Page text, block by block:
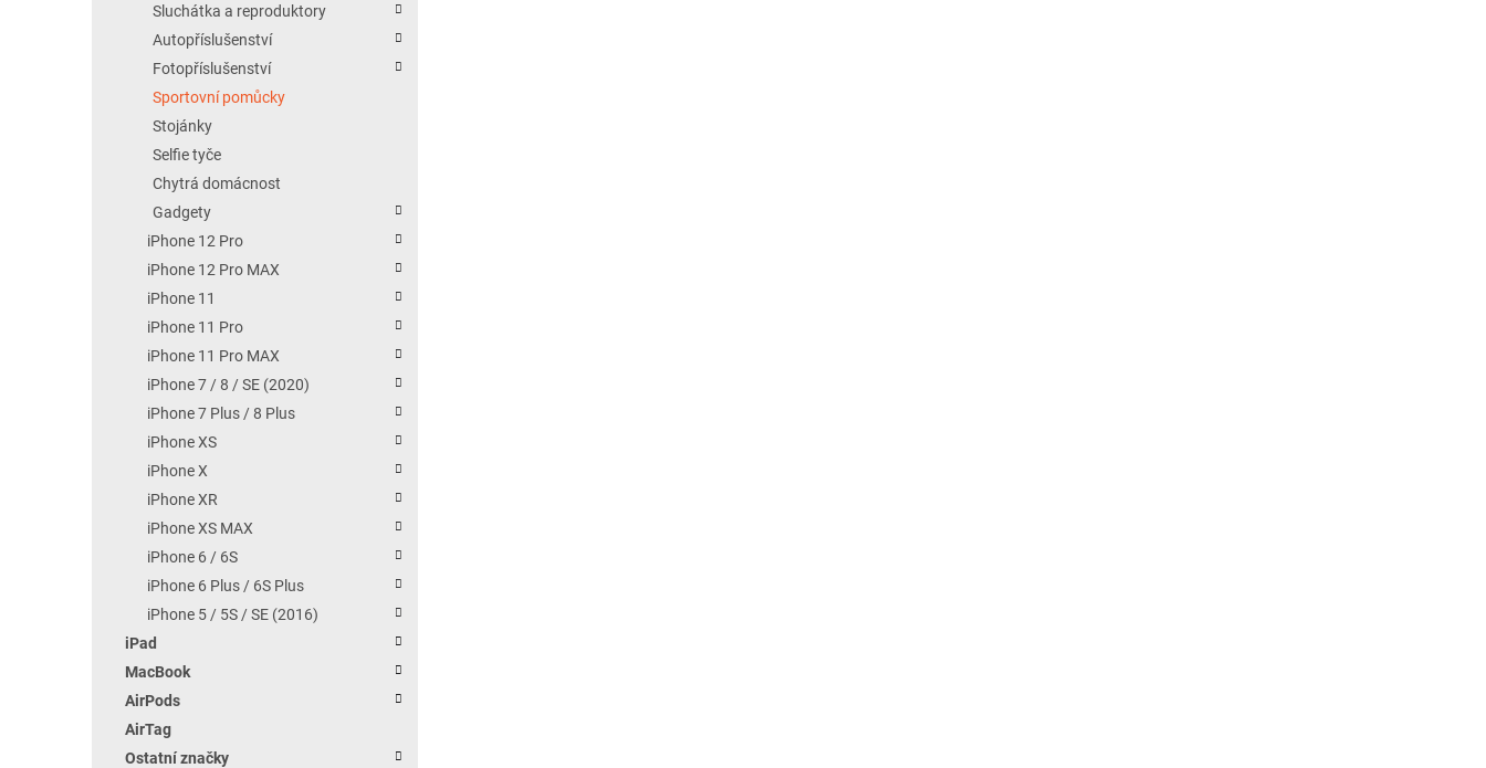
Sluchátka a reproduktory
Autopříslušenství
Fotopříslušenství
Sportovní pomůcky
Stojánky
Selfie tyče
Chytrá domácnost
Gadgety
iPhone 12 Pro
iPhone 12 Pro MAX
iPhone 11
iPhone 11 Pro
iPhone 11 Pro MAX
iPhone 7 / 8 / SE (2020)
iPhone 7 Plus / 8 Plus
iPhone XS
iPhone X
iPhone XR
iPhone XS MAX
iPhone 6 / 6S
iPhone 6 Plus / 6S Plus
iPhone 5 / 5S / SE (2016)
iPad
MacBook
AirPods
AirTag
Ostatní značky